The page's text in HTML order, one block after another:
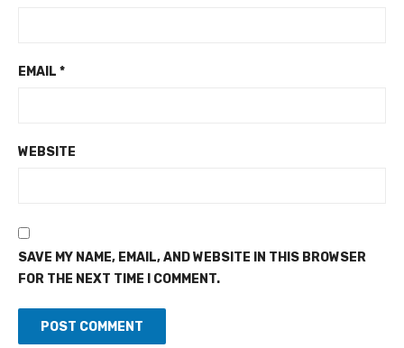
EMAIL *
WEBSITE
SAVE MY NAME, EMAIL, AND WEBSITE IN THIS BROWSER
FOR THE NEXT TIME I COMMENT.